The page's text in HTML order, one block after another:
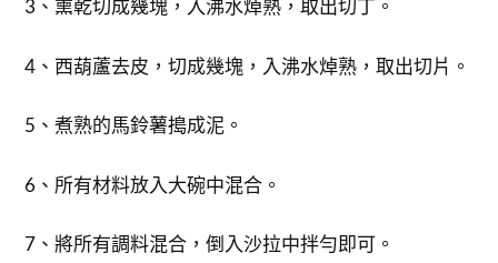
3、熏乾切成幾塊，入沸水焯熟，取出切丁。
4、西葫蘆去皮，切成幾塊，入沸水焯熟，取出切片。
5、煮熟的馬鈴薯搗成泥。
6、所有材料放入大碗中混合。
7、將所有調料混合，倒入沙拉中拌勻即可。